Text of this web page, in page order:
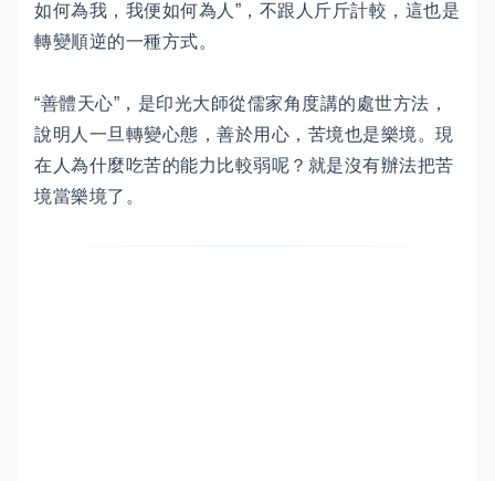
如何為我，我便如何為人”，不跟人斤斤計較，這也是
轉變順逆的一種方式。
“善體天心”，是印光大師從儒家角度講的處世方法，
說明人一旦轉變心態，善於用心，苦境也是樂境。現
在人為什麼吃苦的能力比較弱呢？就是沒有辦法把苦
境當樂境了。